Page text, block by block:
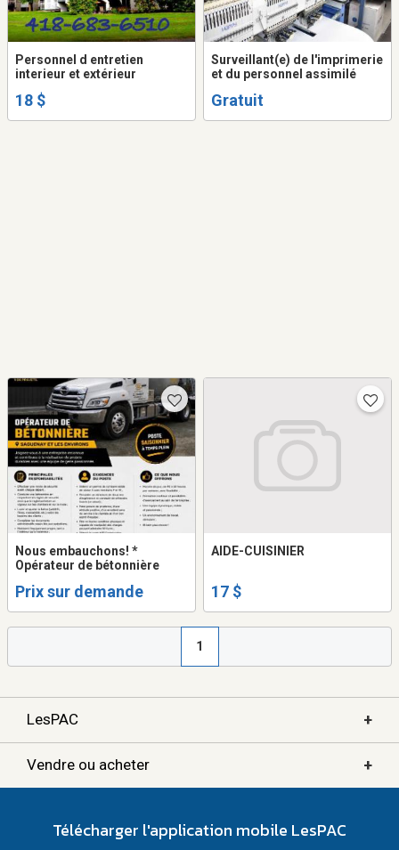
Personnel d entretien
interieur et extérieur
18 $
Surveillant(e) de l'imprimerie
et du personnel assimilé
Gratuit
Nous embauchons! *
Opérateur de bétonnière
Prix sur demande
AIDE-CUISINIER
17 $
1
LesPAC +
Vendre ou acheter +
Télécharger l'application mobile LesPAC